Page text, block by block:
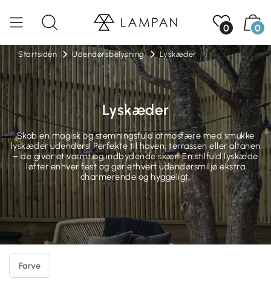
0 0
Startsiden Udendørsbelysning Lyskæder
Lyskæder
Skab en magisk og stemningsfuld atmosfære med smukke
lyskæder udendørs! Perfekte til haven, terrassen eller altanen
– de giver et varmt og indbydende skær. En stilfuld lyskæde
løfter enhver fest og gør ethvert udendørsmiljø ekstra
charmerende og hyggeligt.
Farve